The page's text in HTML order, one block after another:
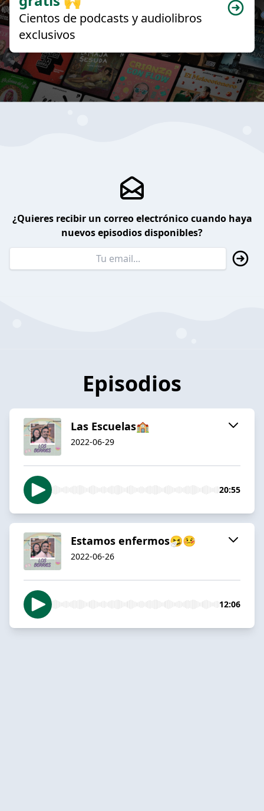
Cientos de podcasts y audiolibros
exclusivos
¿Quieres recibir un correo electrónico cuando haya
nuevos episodios disponibles?
Episodios
Las Escuelas🏫
2022-06-29
20:55
Estamos enfermos🤧🤒
2022-06-26
12:06